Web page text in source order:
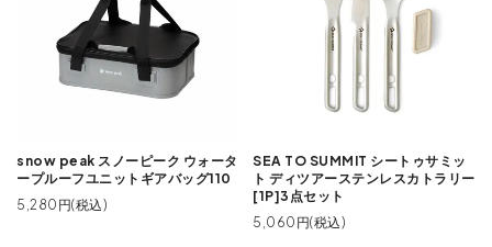
snow peak スノーピーク ウォータ
ープルーフユニットギアバッグ110
5,280円(税込)
SEA TO SUMMIT シートゥサミッ
ト ディツアーステンレスカトラリー
[1P]3点セット
5,060円(税込)